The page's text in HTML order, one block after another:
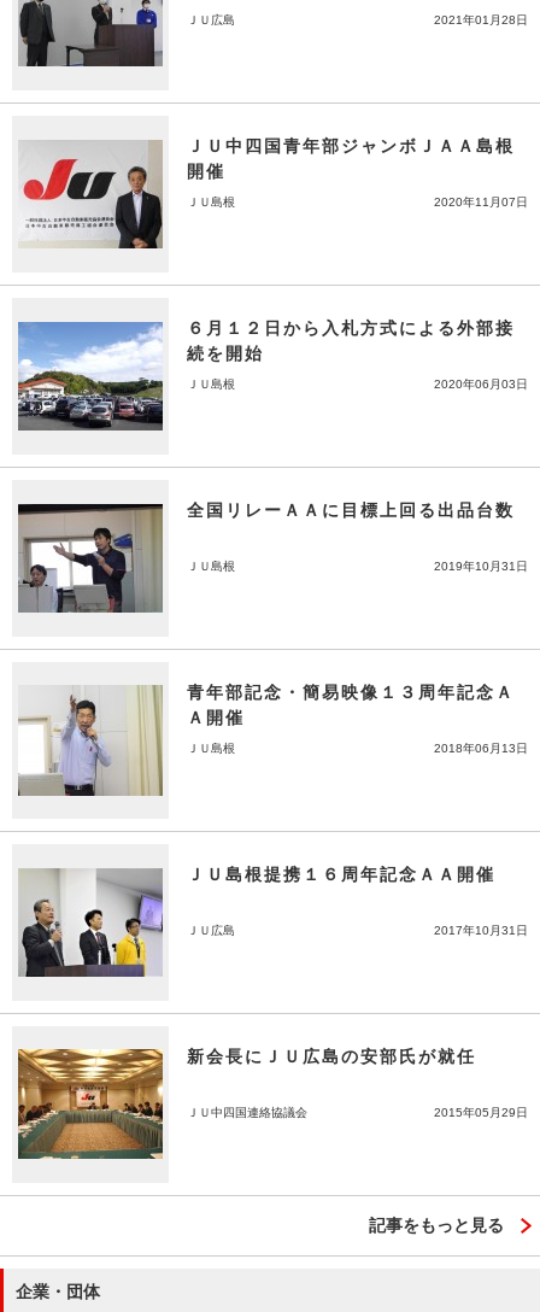
ＪＵ広島 2021年01月28日
ＪＵ中四国青年部ジャンボＪＡＡ島根
開催
ＪＵ島根 2020年11月07日
６月１２日から入札方式による外部接
続を開始
ＪＵ島根 2020年06月03日
全国リレーＡＡに目標上回る出品台数
ＪＵ島根 2019年10月31日
青年部記念・簡易映像１３周年記念Ａ
Ａ開催
ＪＵ島根 2018年06月13日
ＪＵ島根提携１６周年記念ＡＡ開催
ＪＵ広島 2017年10月31日
新会長にＪＵ広島の安部氏が就任
ＪＵ中四国連絡協議会 2015年05月29日
記事をもっと見る
企業・団体